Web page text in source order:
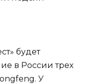
будет
в России трех
У